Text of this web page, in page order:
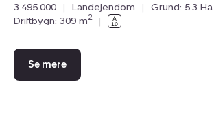
3.495.000
| Landejendom | Grund: 5.3 Ha
Driftbygn: 309 m2 |
Se mere